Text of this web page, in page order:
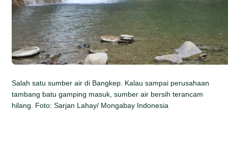
Salah satu sumber air di Bangkep. Kalau sampai perusahaan
tambang batu gamping masuk, sumber air bersih terancam
hilang. Foto: Sarjan Lahay/ Mongabay Indonesia